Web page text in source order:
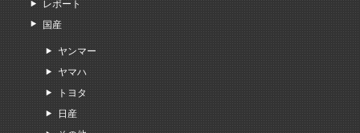
レポート
国産
ヤンマー
ヤマハ
トヨタ
日産